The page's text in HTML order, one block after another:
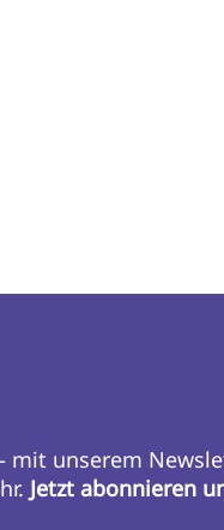
unserem
Jetzt abonnieren